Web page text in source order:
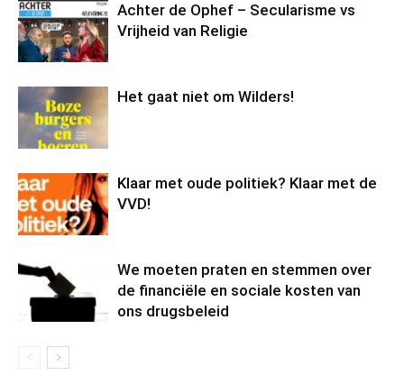
Achter de Ophef – Secularisme vs
Vrijheid van Religie
Het gaat niet om Wilders!
Klaar met oude politiek? Klaar met de
VVD!
We moeten praten en stemmen over
de financiële en sociale kosten van
ons drugsbeleid